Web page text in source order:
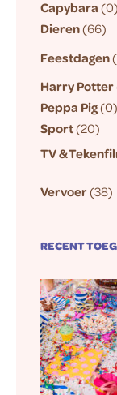
Capybara (0)
Dieren(66)
Feestdagen
Harry Potter
Peppa Pig(0)
Sport(20)
TV &
Vervoer(38)
RECENT